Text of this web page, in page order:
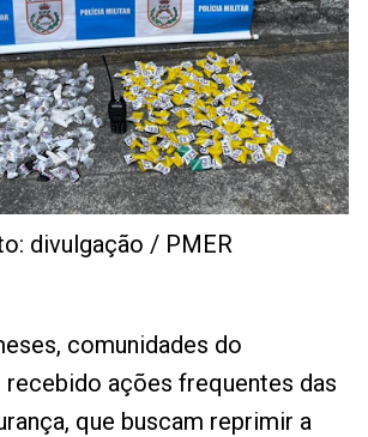
divulgação / PMER
comunidades do
ações frequentes das
que buscam reprimir a